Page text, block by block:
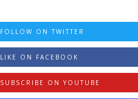
FOLLOW ON TWITTER
LIKE ON FACEBOOK
SUBSCRIBE ON YOUTUBE